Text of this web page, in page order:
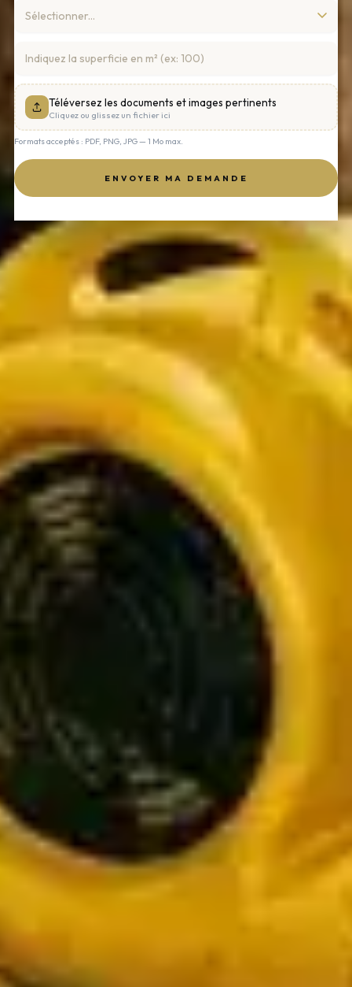
Téléversez les documents et images pertinents
Cliquez ou glissez un fichier ici
Formats acceptés : PDF, PNG, JPG — 1 Mo max.
ENVOYER MA DEMANDE